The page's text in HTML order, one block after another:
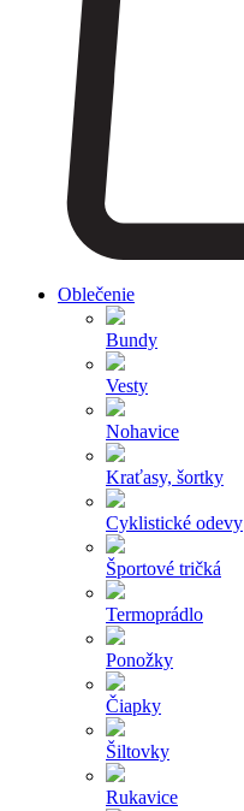
Oblečenie
Bundy
Vesty
Nohavice
Kraťasy, šortky
Cyklistické odevy
Športové tričká
Termoprádlo
Ponožky
Čiapky
Šiltovky
Rukavice